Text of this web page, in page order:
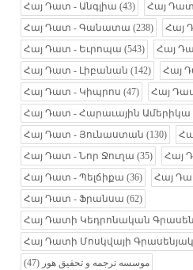
Հայ Դատ - Անգլիա (43) Հայ
Հայ Դատ - Գանատա (238) Հայ
Հայ Դատ - Եւրոպա (543) Հայ
Հայ Դատ - Լիբանան (142) Հայ
Հայ Դատ - Կիպրոս (47) Հայ Դատ
Հայ Դատ - Հարաւային Ամերիկա
Հայ Դատ - Յունաստան (130)
Հայ Դատ - Նոր Ջուղա (35) Հայ
Հայ Դատ - Պելճիքա (36) Հայ
Հայ Դատ - Ֆրանսա (62)
Հայ Դատի Կեդրոնական
Հայ Դատի Մոսկվայի Գրասենյակ
موسسه ترجمه و تحقیق هور (47)